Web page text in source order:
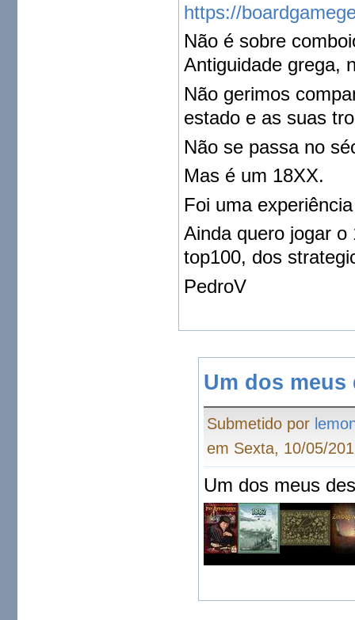
https://
Não é sobre
Antiguidade grega,
Não gerimos
estado e as suas
Não se passa no
Mas é um 18XX.
Foi uma
Ainda quero jogar
top100, dos
PedroV
Um dos meus
Submetido por
em Sexta, 10/05/
Um dos meus